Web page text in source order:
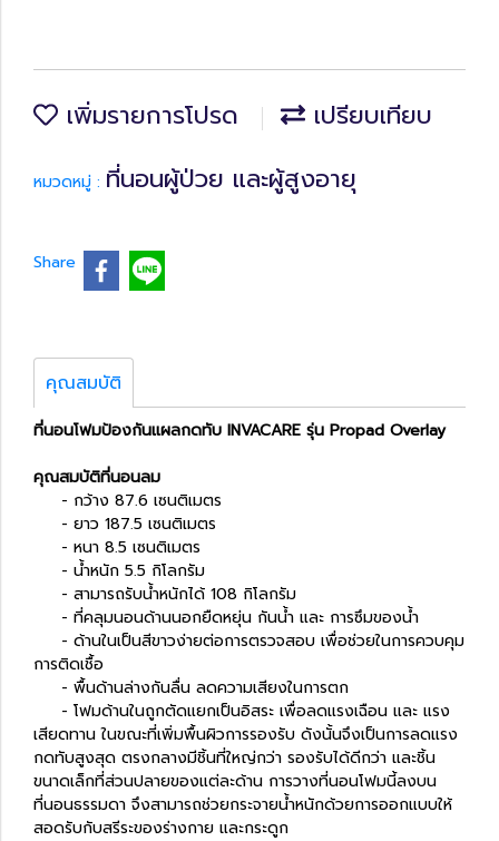
เพิ่มรายการโปรด เปรียบเทียบ
หมวดหมู่ : ที่นอนผู้ป่วย และผู้สูงอายุ
Share
คุณสมบัติ
ที่นอนโฟมป้องกันแผลกดทับ INVACARE รุ่น Propad Overlay
คุณสมบัติที่นอนลม
- กว้าง 87.6 เซนติเมตร
- ยาว 187.5 เซนติเมตร
- หนา 8.5 เซนติเมตร
- น้ำหนัก 5.5 กิโลกรัม
- สามารถรับน้ำหนักได้ 108 กิโลกรัม
- ที่คลุมนอนด้านนอกยืดหยุ่น กันน้ำ และ การซึมของน้ำ
- ด้านในเป็นสีขาวง่ายต่อการตรวจสอบ เพื่อช่วยในการควบคุม
การติดเชื้อ
- พื้นด้านล่างกันลื่น ลดความเสียงในการตก
- โฟมด้านในถูกตัดแยกเป็นอิสระ เพื่อลดแรงเฉือน และ แรง
เสียดทาน ในขณะที่เพิ่มพื้นผิวการรองรับ ดังนั้นจึงเป็นการลดแรง
กดทับสูงสุด ตรงกลางมีชิ้นที่ใหญ่กว่า รองรับได้ดีกว่า และชิ้น
ขนาดเล็กที่ส่วนปลายของแต่ละด้าน การวางที่นอนโฟมนี้ลงบน
ที่นอนธรรมดา จึงสามารถช่วยกระจายน้ำหนักด้วยการออกแบบให้
สอดรับกับสรีระของร่างกาย และกระดูก